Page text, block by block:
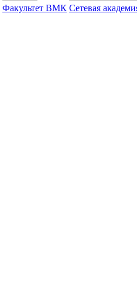
Факультет ВМК Сетевая